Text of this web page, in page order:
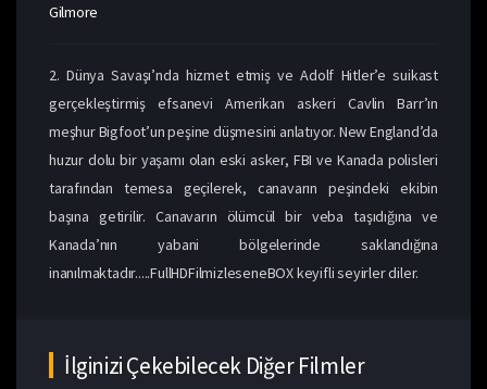
Gilmore
2. Dünya Savaşı’nda hizmet etmiş ve Adolf Hitler’e suikast
gerçekleştirmiş efsanevi Amerikan askeri Cavlin Barr’ın
meşhur Bigfoot’un peşine düşmesini anlatıyor. New England’da
huzur dolu bir yaşamı olan eski asker, FBI ve Kanada polisleri
tarafından temesa geçilerek, canavarın peşindeki ekibin
başına getirilir. Canavarın ölümcül bir veba taşıdığına ve
Kanada’nın yabani bölgelerinde saklandığına
inanılmaktadır.....FullHDFilmizleseneBOX keyifli seyirler diler.
İlginizi Çekebilecek Diğer Filmler